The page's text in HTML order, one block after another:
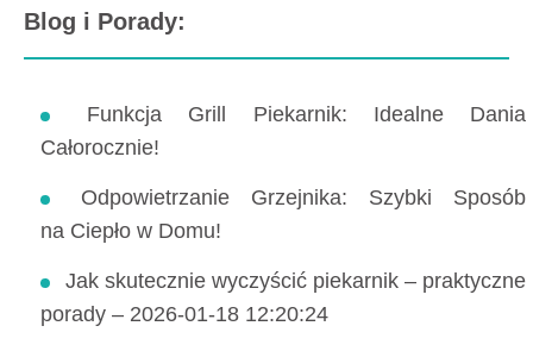
Blog i Porady:
Funkcja Grill Piekarnik: Idealne Dania
Całorocznie!
Odpowietrzanie Grzejnika: Szybki Sposób
na Ciepło w Domu!
Jak skutecznie wyczyścić piekarnik – praktyczne
porady – 2026-01-18 12:20:24